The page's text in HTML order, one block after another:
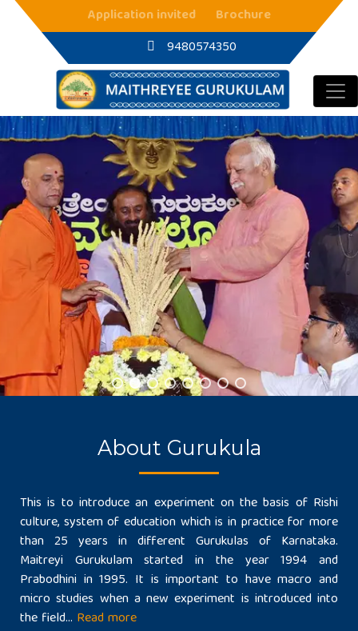
Main Navigation
Application invited
Brochure
9480574350
About Gurukula
This is to introduce an experiment on the basis of Rishi
culture, system of education which is in practice for more
than 25 years in different Gurukulas of Karnataka.
Maitreyi Gurukulam started in the year 1994 and
Prabodhini in 1995. It is important to have macro and
micro studies when a new experiment is introduced into
the field... Read more